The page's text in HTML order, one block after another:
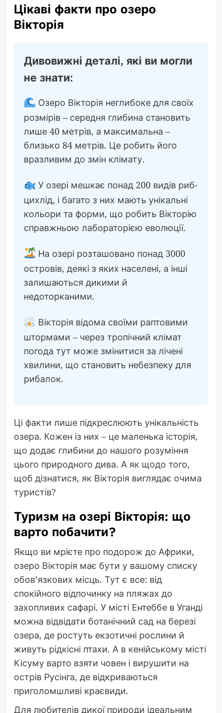
Цікаві факти про озеро
Вікторія
Дивовижні деталі, які ви могли
не знати:
Озеро Вікторія неглибоке для своїх
розмірів – середня глибина становить
лише 40 метрів, а максимальна –
близько 84 метрів. Це робить його
вразливим до змін клімату.
У озері мешкає понад 200 видів риб-
цихлід, і багато з них мають унікальні
кольори та форми, що робить Вікторію
справжньою лабораторією еволюції.
На озері розташовано понад 3000
островів, деякі з яких населені, а інші
залишаються дикими й
недоторканими.
Вікторія відома своїми раптовими
штормами – через тропічний клімат
погода тут може змінитися за лічені
хвилини, що становить небезпеку для
рибалок.
Ці факти лише підкреслюють унікальність
озера. Кожен із них – це маленька історія,
що додає глибини до нашого розуміння
цього природного дива. А як щодо того,
щоб дізнатися, як Вікторія виглядає очима
туристів?
Туризм на озері Вікторія: що
варто побачити?
Якщо ви мрієте про подорож до Африки,
озеро Вікторія має бути у вашому списку
обов’язкових місць. Тут є все: від
спокійного відпочинку на пляжах до
захопливих сафарі. У місті Ентеббе в Уганді
можна відвідати ботанічний сад на березі
озера, де ростуть екзотичні рослини й
живуть рідкісні птахи. А в кенійському місті
Кісуму варто взяти човен і вирушити на
острів Русінга, де відкриваються
приголомшливі краєвиди.
Для любителів дикої природи ідеальним